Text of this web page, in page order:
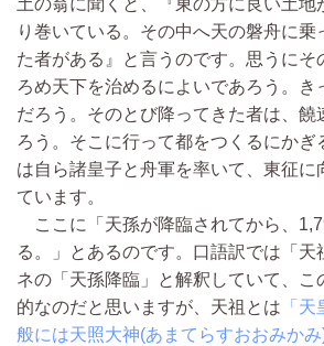
土の翁に聞くと、『東の方に良い土地
り巻いている。その中へ天の磐舟に乗
た者がある』と言うのです。思うにそ
ろめ天下を治めるによいであろう。き
だろう。そのとび降ってきた者は、饒
ろう。そこに行って都をつくるにかぎ
は自ら諸皇子と舟軍を率いて、東征に
ています。
ここに「天孫が降臨されてから、
る。」とあるのです。口語訳では「天
ネの「天孫降臨」と解釈していて、こ
的なのだと思いますが、天祖とは 「
般には天照大神(あまてらすおおみか